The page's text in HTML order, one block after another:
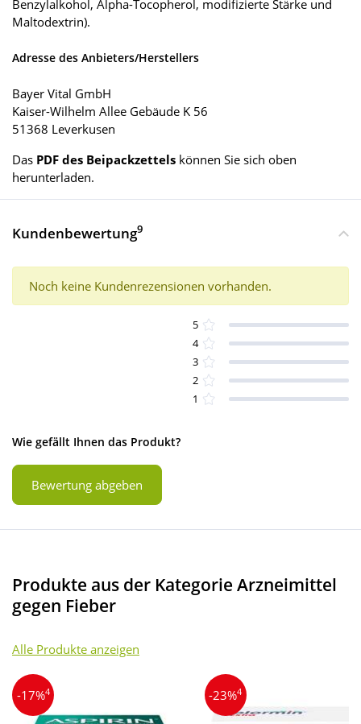
Benzylalkohol, Alpha-Tocopherol, modifizierte Stärke und
Maltodextrin).
Adresse des Anbieters/Herstellers
Bayer Vital GmbH
Kaiser-Wilhelm Allee Gebäude K 56
51368 Leverkusen
Das PDF des Beipackzettels können Sie sich oben
herunterladen.
Kundenbewertung9
Noch keine Kundenrezensionen vorhanden.
5
4
3
2
1
Wie gefällt Ihnen das Produkt?
Bewertung abgeben
Produkte aus der Kategorie Arzneimittel
gegen Fieber
Alle Produkte anzeigen
-17%4 -23%4